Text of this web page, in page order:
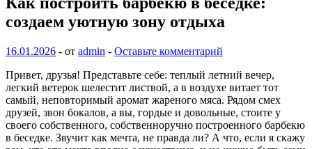
создаем уютную зону отдыха
16.01.2026 - от admin - Оставьте комментарий
Привет, друзья! Представьте себе: теплый летний вечер,
легкий ветерок шелестит листвой, а в воздухе витает тот
самый, неповторимый аромат жареного мяса. Рядом смех
друзей, звон бокалов, а вы, гордые и довольные, стоите у
своего собственного, собственноручно построенного барбекю
в беседке. Звучит как мечта, не правда ли? А что, если я скажу